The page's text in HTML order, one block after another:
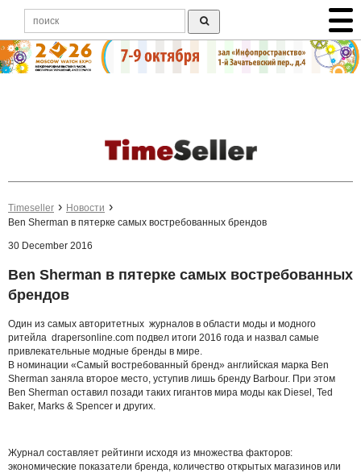
Timeseller
Новости
Ben Sherman в пятерке самых востребованных брендов
30 December 2016
Ben Sherman в пятерке самых востребованных
брендов
Один из самых авторитетных журналов в области моды и модного
ритейла drapersonline.com подвел итоги 2016 года и назвал самые
привлекательные модные бренды в мире.
В номинации «Самый востребованный бренд» английская марка Ben
Sherman заняла второе место, уступив лишь бренду Barbour. При этом
Ben Sherman оставил позади таких гигантов мира моды как Diesel, Ted
Baker, Marks & Spencer и других.
Журнал составляет рейтинги исходя из множества факторов:
экономические показатели бренда, количество открытых магазинов или